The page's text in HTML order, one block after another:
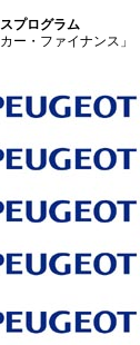
プログラム
ー・ファイナンス」